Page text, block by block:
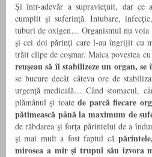
Şi într-adevăr a supravieţuit, dar
cumplit şi suferinţă. Intubare,
tuburi de oxigen… Organismul nu voia
şi cei doi părinţi care l-au îngrijit cu
trăit clipe de coşmar. Maica povestea
reuşeau să îi stabilizeze un organ,
se bucure decât câteva ore de
urgenţă medicală… Când stomacul,
plămânul şi toatede parcă fiecare
pătimească până la maximum de
de răbdarea şi forţa părintelui de a
şi mai mult a fost faptul că
mirosea a mir şi trupul său izvora